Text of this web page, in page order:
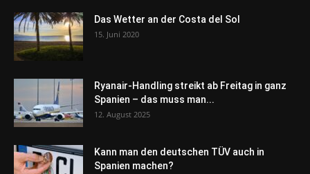
Das Wetter an der Costa del Sol
15. Juni 2020
Ryanair-Handling streikt ab Freitag in ganz
Spanien – das muss man...
12. August 2025
Kann man den deutschen TÜV auch in
Spanien machen?